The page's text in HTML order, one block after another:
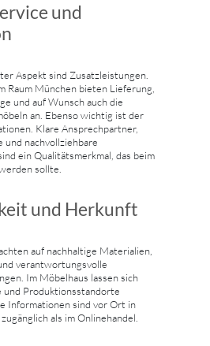
und
Aspekt sind Zusatzleistungen.
Raum München bieten Lieferung,
und auf Wunsch auch die
an. Ebenso wichtig ist der
Klare Ansprechpartner,
und nachvollziehbare
ein Qualitätsmerkmal, das beim
sollte.
und Herkunft
auf nachhaltige Materialien,
verantwortungsvolle
Im Möbelhaus lassen sich
Produktionsstandorte
Informationen sind vor Ort in
als im Onlinehandel.